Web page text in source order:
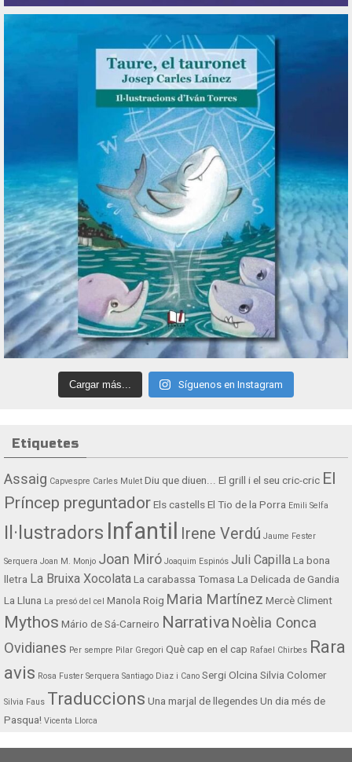
Cargar más... Síguenos en Instagram
Etiquetes
Assaig Capvespre Carles Mulet Diu que diuen... El grill i el seu cric-cric El
Príncep preguntadorEls castellsEl Tio de la Porra Emili Selfa
Il·lustradors Infantil Irene Verdú Jaume Fester
Serquera Joan M. Monjo Joan Miró Joaquim Espinós Juli CapillaLa bona
lletra La Bruixa XocolataLa carabassa Tomasa La Delicada de Gandia
La Lluna La presó del cel Manola Roig Maria Martínez Mercè Climent
Mythos Mário de Sá-Carneiro NarrativaNoèlia Conca
Ovidianes Per sempre Pilar Gregori Què cap en el cap Rafael Chirbes Rara
avis Rosa Fuster Serquera Santiago Diaz i Cano Sergi Olcina Silvia Colomer
Silvia Faus Traduccions Una marjal de llegendesUn dia més de
Pasqua! Vicenta Llorca